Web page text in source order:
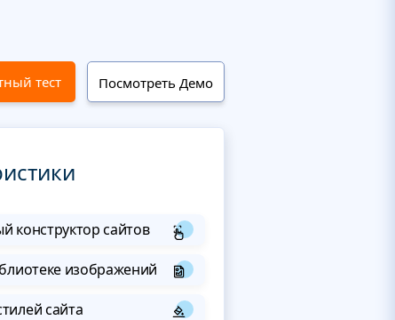
тест Посмотреть Демо
конструктор сайтов
изображений
сайта